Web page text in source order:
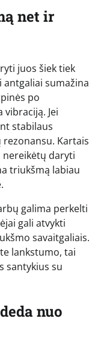
net ir
juos šiek tiek
sumažina
po
Jei
stabilaus
Kartais
nereikėtų daryti
triukšmą labiau
galima perkelti
gali atvykti
savaitgaliais.
lankstumo, tai
santykius su
nuo